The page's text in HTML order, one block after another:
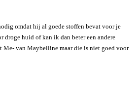
omdat hij al goede stoffen bevat voor je
droge huid of kan ik dan beter een andere
Me- van Maybelline maar die is niet goed voor